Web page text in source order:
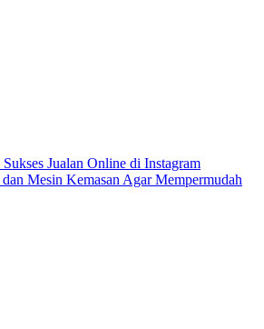
Jualan Online di Instagram
Mesin Kemasan Agar Mempermudah